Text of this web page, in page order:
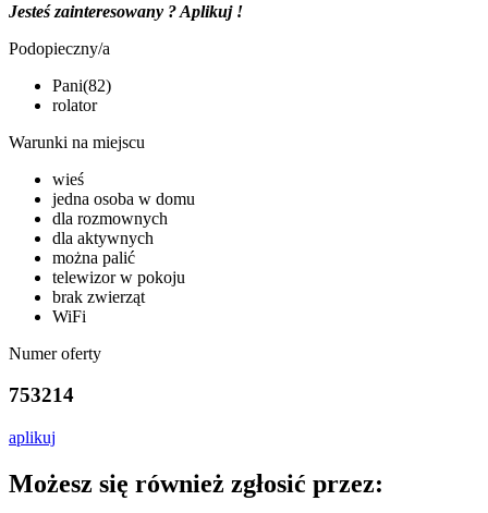
Jesteś zainteresowany ? Aplikuj !
Podopieczny/a
Pani(82)
rolator
Warunki na miejscu
wieś
jedna osoba w domu
dla rozmownych
dla aktywnych
można palić
telewizor w pokoju
brak zwierząt
WiFi
Numer oferty
753214
aplikuj
Możesz się również zgłosić przez: